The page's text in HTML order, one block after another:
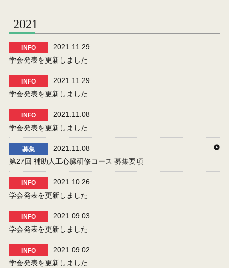
2021
INFO
2021.11.29
学会発表を更新しました
INFO
2021.11.29
学会発表を更新しました
INFO
2021.11.08
学会発表を更新しました
募集
2021.11.08
第27回 補助人工心臓研修コース 募集要項
INFO
2021.10.26
学会発表を更新しました
INFO
2021.09.03
学会発表を更新しました
INFO
2021.09.02
学会発表を更新しました